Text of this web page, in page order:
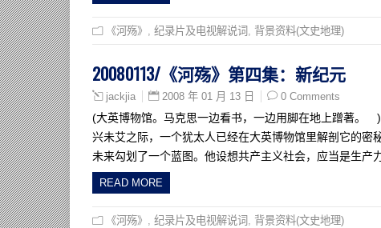
《河殇》 纪录片及电视解说词 背景资料(文史地理)
20080113/《河殇》第四集：新纪元
jackjia 2008 年 01 月 13 日 0 Comments
(大英博物馆。马克思一边看书，一边用脚在地上蹭著。
兴未艾之际，一个犹太人已经在大英博物馆里解剖它的
未来勾划了一个蓝图。他设想共产主义社会，应当是生产
READ MORE
《河殇》 纪录片及电视解说词 背景资料(文史地理)